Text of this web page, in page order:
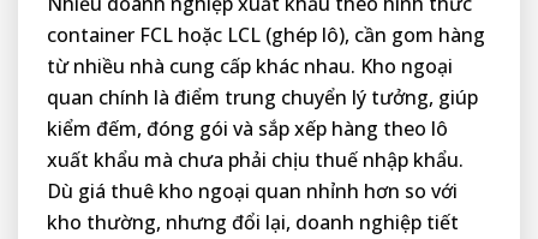
container FCL hoặc LCL (ghép lô), cần gom hàng
từ nhiều nhà cung cấp khác nhau. Kho ngoại
quan chính là điểm trung chuyển lý tưởng, giúp
kiểm đếm, đóng gói và sắp xếp hàng theo lô
xuất khẩu mà chưa phải chịu thuế nhập khẩu.
Dù giá thuê kho ngoại quan nhỉnh hơn so với
kho thường, nhưng đổi lại, doanh nghiệp tiết